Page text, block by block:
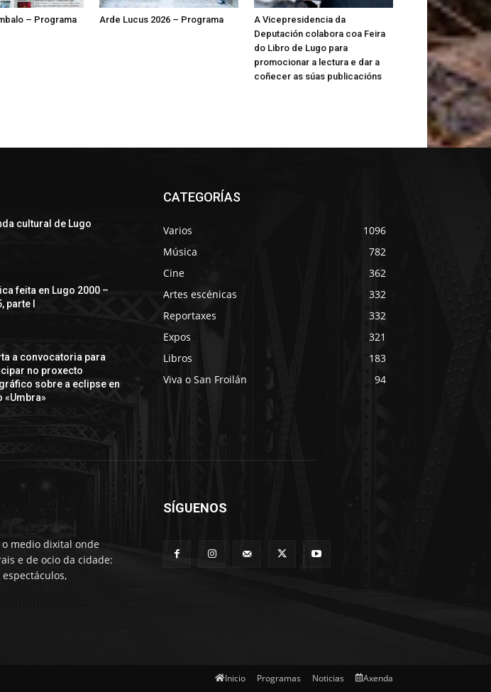
– Programa
Arde Lucus 2026 – Programa
A Vicepresidencia da
Deputación colabora coa Feira
do Libro de Lugo para
promocionar a lectura e dar a
coñecer as súas publicacións
cultural de Lugo
feita en Lugo 2000 –
parte I
a convocatoria para
no proxecto
sobre a eclipse en
«Umbra»
CATEGORÍAS
Varios
1096
Música
782
Cine
362
Artes escénicas
332
Reportaxes
332
Expos
321
Libros
183
Viva o San Froilán
94
medio dixital onde
e de ocio da cidade:
SÍGUENOS
Inicio Programas Noticias Axenda